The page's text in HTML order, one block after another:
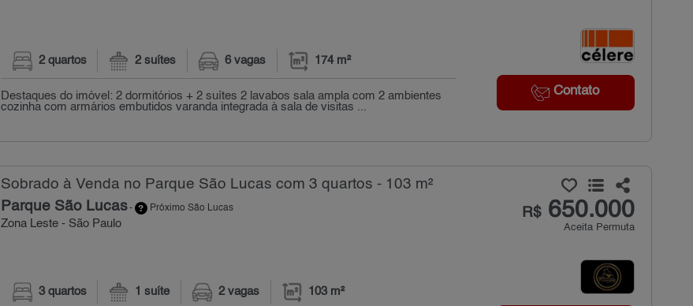
Contato
2 quartos 2 suítes 6 vagas 174 m²
Destaques do imóvel: 2 dormitórios + 2 suítes 2 lavabos sala ampla com 2 ambientes
cozinha com armários embutidos varanda integrada à sala de visitas ...
Sobrado à Venda no Parque São Lucas com 3 quartos - 103 m²
Parque São Lucas- Próximo São Lucas
Zona Leste - São Paulo
R$650.000
Aceita Permuta
3 quartos 1 suíte 2 vagas 103 m²